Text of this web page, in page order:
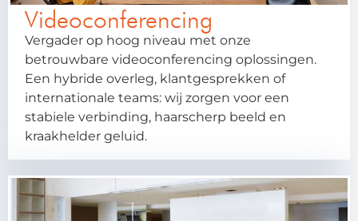
Videoconferencing
Vergader op hoog niveau met onze
betrouwbare videoconferencing oplossingen.
Een hybride overleg, klantgesprekken of
internationale teams: wij zorgen voor een
stabiele verbinding, haarscherp beeld en
kraakhelder geluid.